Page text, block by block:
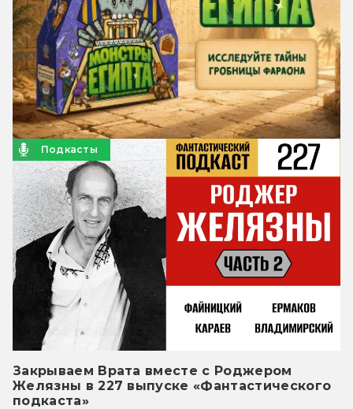
Подкасты
Закрываем Врата вместе с Роджером
Желязны в 227 выпуске «Фантастического
подкаста»